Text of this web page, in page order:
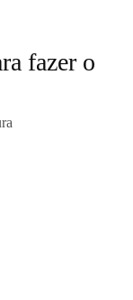
fazer o